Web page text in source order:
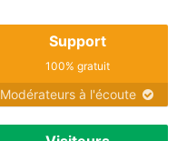
Support
100% gratuit
Modérateurs à l'écoute